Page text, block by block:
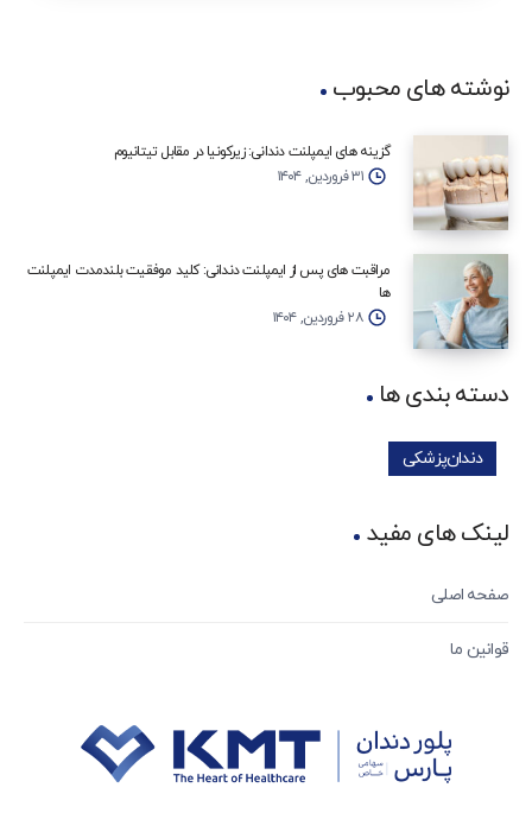
نوشته های محبوب
گزینه‌ های ایمپلنت دندانی: زیرکونیا در مقابل تیتانیوم
۳۱ فروردین, ۱۴۰۴
مراقبت‌ های پس از ایمپلنت دندانی: کلید موفقیت بلندمدت ایمپلنت‌
ها
۲۸ فروردین, ۱۴۰۴
دسته بندی ها
دندان‌پزشکی
لینک های مفید
صفحه اصلی
قوانین ما